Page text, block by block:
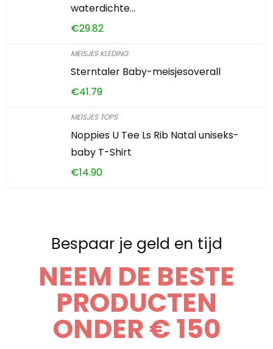
waterdichte…
€29.82
MEISJES KLEDING
Sterntaler Baby-meisjesoverall
€41.79
MEISJES TOPS
Noppies U Tee Ls Rib Natal uniseks-
baby T-Shirt
€14.90
Bespaar je geld en tijd
NEEM DE BESTE
PRODUCTEN
ONDER € 150